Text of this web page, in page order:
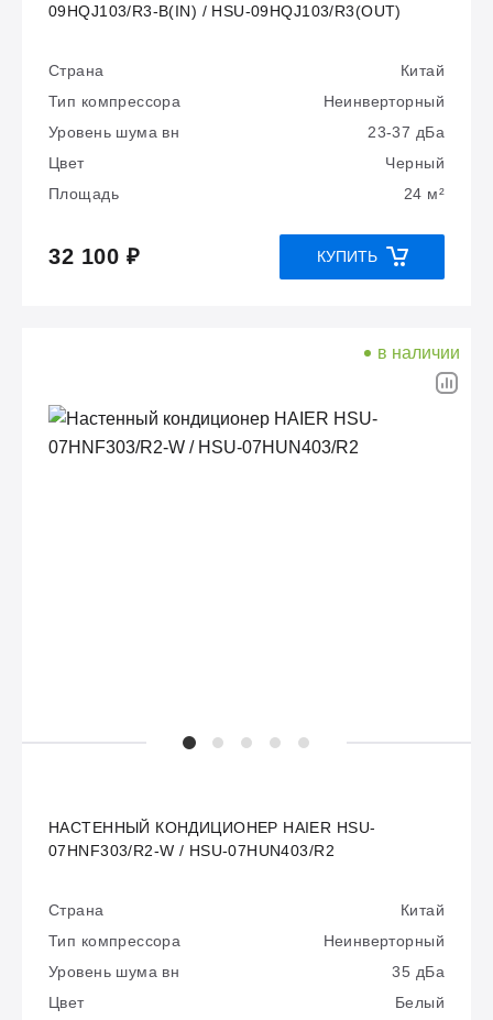
09HQJ103/R3-B(IN) / HSU-09HQJ103/R3(OUT)
Страна
Китай
Тип компрессора
Неинверторный
Уровень шума вн
23-37 дБа
Цвет
Черный
Площадь
24 м²
32 100 ₽ КУПИТЬ
в наличии
НАСТЕННЫЙ КОНДИЦИОНЕР HAIER HSU-
07HNF303/R2-W / HSU-07HUN403/R2
Страна
Китай
Тип компрессора
Неинверторный
Уровень шума вн
35 дБа
Цвет
Белый